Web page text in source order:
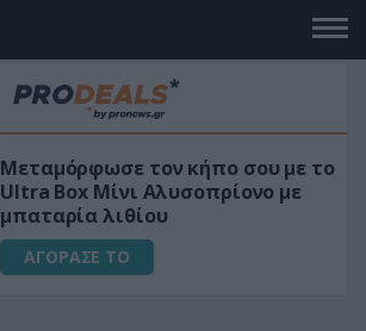
Μεταμόρφωσε τον κήπο σου με το
Ultra Box Μίνι Αλυσοπρίονο με
μπαταρία λιθίου
ΑΓΟΡΑΣΕ ΤΟ